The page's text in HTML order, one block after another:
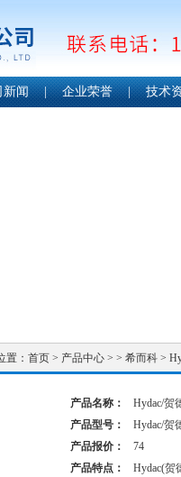
新闻 | 企业荣誉 | 技术
置： 首页 > 产品中心 > > 希而科 >
产品名称：
Hydac/贺
产品型号：
Hydac/贺
产品报价：
74
产品特点：
Hydac(贺